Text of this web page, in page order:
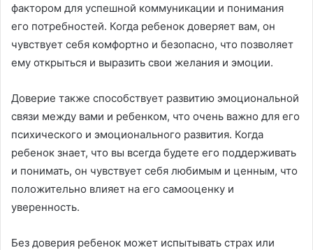
фактором для успешной коммуникации и понимания
его потребностей. Когда ребенок доверяет вам, он
чувствует себя комфортно и безопасно, что позволяет
ему открыться и выразить свои желания и эмоции.
Доверие также способствует развитию эмоциональной
связи между вами и ребенком, что очень важно для его
психического и эмоционального развития. Когда
ребенок знает, что вы всегда будете его поддерживать
и понимать, он чувствует себя любимым и ценным, что
положительно влияет на его самооценку и
уверенность.
Без доверия ребенок может испытывать страх или